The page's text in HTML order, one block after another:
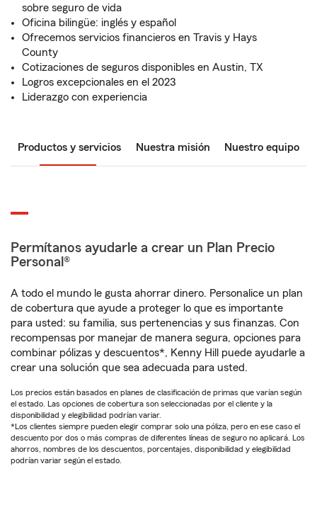
sobre seguro de vida
Oficina bilingüe: inglés y español
Ofrecemos servicios financieros en Travis y Hays
County
Cotizaciones de seguros disponibles en Austin, TX
Logros excepcionales en el 2023
Liderazgo con experiencia
Productos y servicios Nuestra misión Nuestro equipo
Permítanos ayudarle a crear un Plan Precio
Personal®
A todo el mundo le gusta ahorrar dinero. Personalice un plan
de cobertura que ayude a proteger lo que es importante
para usted: su familia, sus pertenencias y sus finanzas. Con
recompensas por manejar de manera segura, opciones para
combinar pólizas y descuentos*, Kenny Hill puede ayudarle a
crear una solución que sea adecuada para usted.
Los precios están basados en planes de clasificación de primas que varían según
el estado. Las opciones de cobertura son seleccionadas por el cliente y la
disponibilidad y elegibilidad podrían variar.
*Los clientes siempre pueden elegir comprar solo una póliza, pero en ese caso el
descuento por dos o más compras de diferentes líneas de seguro no aplicará. Los
ahorros, nombres de los descuentos, porcentajes, disponibilidad y elegibilidad
podrían variar según el estado.